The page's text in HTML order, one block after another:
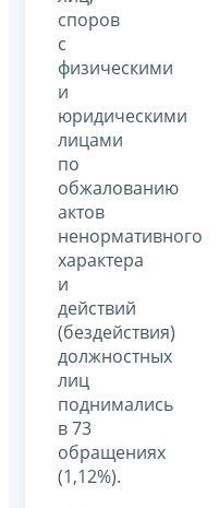
споров
с
физическими
и
юридическими
лицами
по
обжалованию
актов
ненормативного
характера
и
действий
(бездействия)
должностных
лиц
поднимались
в 73
обращениях
(1,12%).